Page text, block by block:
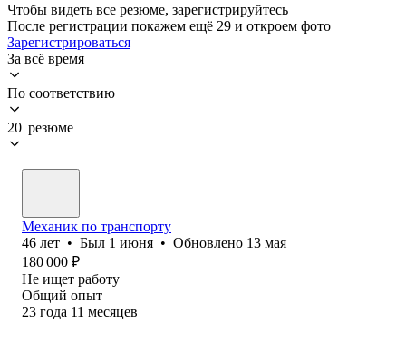
Чтобы видеть все резюме, зарегистрируйтесь
После регистрации покажем ещё 29 и откроем фото
Зарегистрироваться
За всё время
По соответствию
20 резюме
Механик по транспорту
46 лет • Был 1 июня • Обновлено 13 мая
180 000 ₽
Не ищет работу
Общий опыт
23 года 11 месяцев